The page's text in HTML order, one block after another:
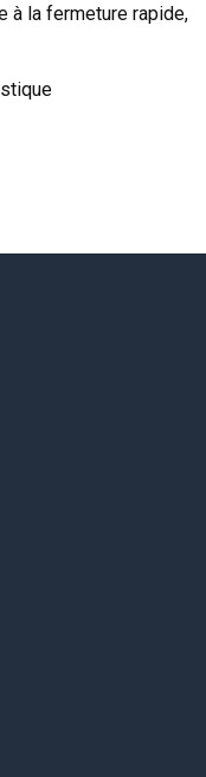
à la fermeture rapide,